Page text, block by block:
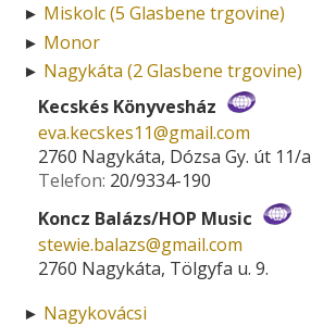
► Miskolc (5 Glasbene trgovine)
► Monor
► Nagykáta (2 Glasbene trgovine)
Kecskés Könyvesház
eva.kecskes11­@­gmail.com
2760 Nagykáta, Dózsa Gy. út 11/a
Telefon: 20/9334-190
Koncz Balázs/HOP Music
stewie.balazs­@­gmail.com
2760 Nagykáta, Tölgyfa u. 9.
► Nagykovácsi